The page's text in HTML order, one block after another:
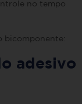
no tempo
bicomponente:
adesivo